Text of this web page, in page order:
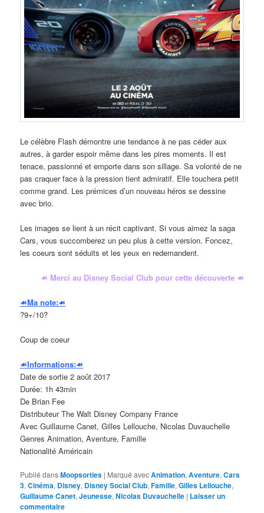
Le célèbre Flash démontre une tendance à ne pas céder aux
autres, à garder espoir même dans les pires moments. Il est
tenace, passionné et emporte dans son sillage. Sa volonté de ne
pas craquer face à la pression tient admiratif. Elle touchera petit
comme grand. Les prémices d’un nouveau héros se dessine
avec brio.
Les images se lient à un récit captivant. Si vous aimez la saga
Cars, vous succomberez un peu plus à cette version. Foncez,
les coeurs sont séduits et les yeux en redemandent.
☙ Merci au Disney Social Club pour cette découverte ☙
☙Ma note:☙
?9+/10?
Coup de coeur
☙Informations:☙
Date de sortie 2 août 2017
Durée: 1h 43min
De Brian Fee
Distributeur The Walt Disney Company France
Avec Guillaume Canet, Gilles Lellouche, Nicolas Duvauchelle
Genres Animation, Aventure, Famille
Nationalité Américain
Publié dansMoopsorties | Marqué avecAnimation,Aventure,Cars
3,Cinéma, Disney, Disney Social Club,Famille,Gilles Lellouche,
Guillaume Canet,Jeunesse,Nicolas Duvauchelle | Laisser un
commentaire